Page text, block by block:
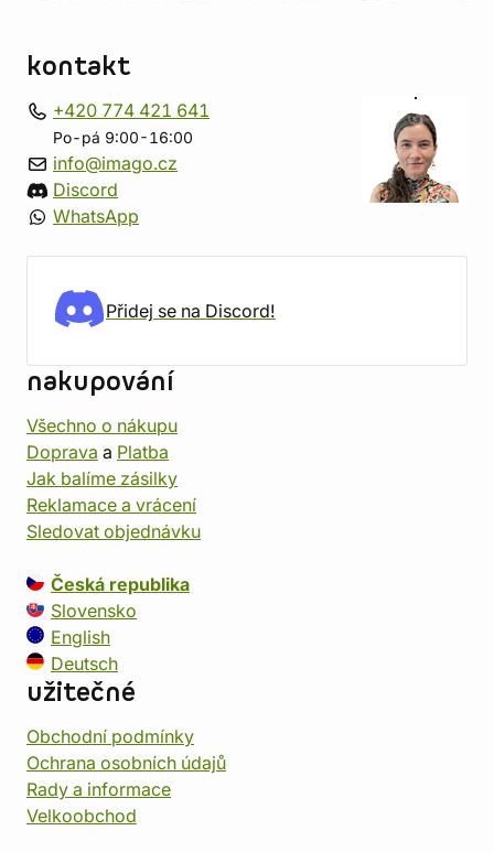
kontakt
+420 774 421 641
Po-pá 9:00-16:00
info@imago.cz
Discord
WhatsApp
Přidej se na Discord!
nakupování
Všechno o nákupu
Doprava a Platba
Jak balíme zásilky
Reklamace a vrácení
Sledovat objednávku
Česká republika
Slovensko
English
Deutsch
užitečné
Obchodní podmínky
Ochrana osobních údajů
Rady a informace
Velkoobchod